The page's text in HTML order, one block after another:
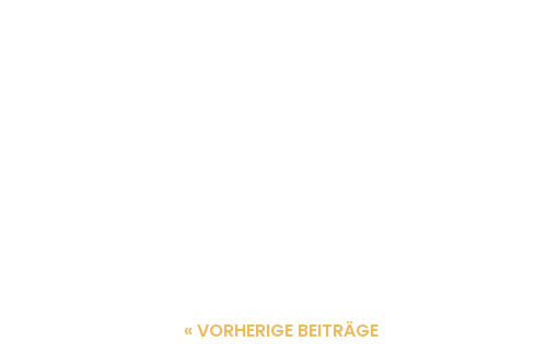
« VORHERIGE BEITRÄGE